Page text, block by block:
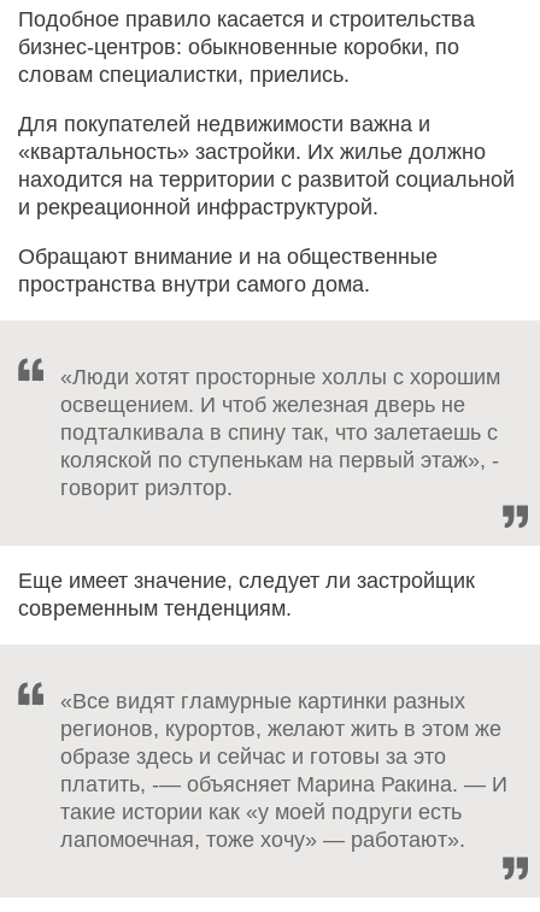
Подобное правило касается и строительства
бизнес-центров: обыкновенные коробки, по
словам специалистки, приелись.
Для покупателей недвижимости важна и
«квартальность» застройки. Их жилье должно
находится на территории с развитой социальной
и рекреационной инфраструктурой.
Обращают внимание и на общественные
пространства внутри самого дома.
«Люди хотят просторные холлы с хорошим
освещением. И чтоб железная дверь не
подталкивала в спину так, что залетаешь с
коляской по ступенькам на первый этаж», -
говорит риэлтор.
Еще имеет значение, следует ли застройщик
современным тенденциям.
«Все видят гламурные картинки разных
регионов, курортов, желают жить в этом же
образе здесь и сейчас и готовы за это
платить, -— объясняет Марина Ракина. — И
такие истории как «у моей подруги есть
лапомоечная, тоже хочу» — работают».